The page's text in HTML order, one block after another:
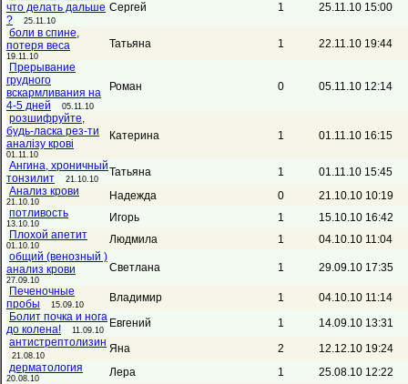
что делать дальше
?
25.11.10
Сергей 1
25.11.10 15:00
боли в спине,
потеря веса
19.11.10
Татьяна 1
22.11.10 19:44
Прерывание
грудного
вскармливания на
4-5 дней
05.11.10
Роман 0 05.11.10 12:14
розшифруйте,
будь-ласка рез-ти
аналізу крові
01.11.10
Катерина 1 01.11.10 16:15
Ангина, хроничный
тонзилит
21.10.10
Татьяна 1
01.11.10 15:45
Анализ крови
21.10.10 Надежда 0
21.10.10 10:19
потливость
13.10.10 Игорь 1
15.10.10 16:42
Плохой апетит
01.10.10 Людмила 1
04.10.10 11:04
общий (венозный )
анализ крови
27.09.10
Светлана 1
29.09.10 17:35
Печеночные
пробы
15.09.10
Владимир 1
04.10.10 11:14
Болит почка и нога
до колена!
11.09.10
Евгений 1
14.09.10 13:31
антистрептолизин
21.08.10
Яна 2
12.12.10 19:24
дерматология
20.08.10 Лера 1
25.08.10 12:22